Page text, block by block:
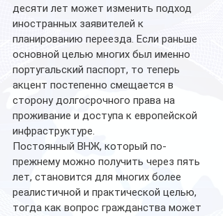
десяти лет может изменить подход
иностранных заявителей к
планированию переезда. Если раньше
основной целью многих был именно
португальский паспорт, то теперь
акцент постепенно смещается в
сторону долгосрочного права на
проживание и доступа к европейской
инфраструктуре.
Постоянный ВНЖ, который по-
прежнему можно получить через пять
лет, становится для многих более
реалистичной и практической целью,
тогда как вопрос гражданства может